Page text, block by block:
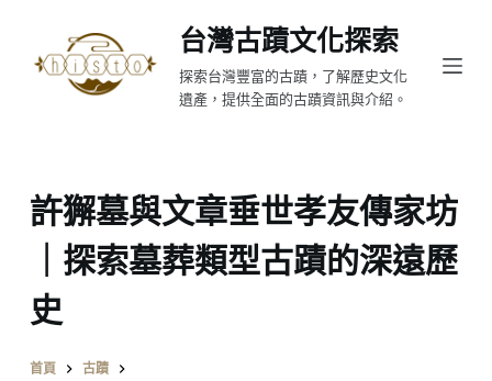
至
台灣古蹟文化探索
探索台灣豐富的古蹟，了解歷史文化
遺產，提供全面的古蹟資訊與介紹。
許獬墓與文章垂世孝友傳家坊
｜探索墓葬類型古蹟的深遠歷
史
首頁
古蹟